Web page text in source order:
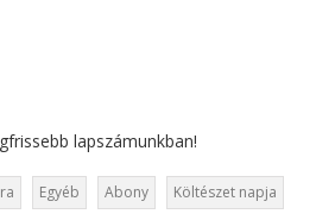
lapszámunkban!
Egyéb Abony
Költészet napja